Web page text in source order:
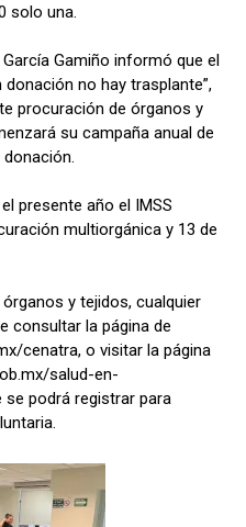
solo una.
Gamiño informó que el
donación no hay trasplante”,
procuración de órganos y
su campaña anual de
presente año el IMSS
multiorgánica y 13 de
y tejidos, cualquier
consultar la página de
cenatra, o visitar la página
salud-en-
podrá registrar para